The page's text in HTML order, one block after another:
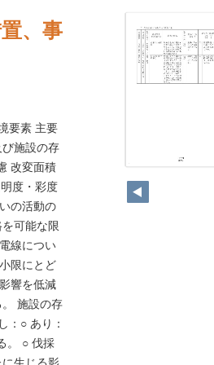
、事
要素 主要
施設の存
改変面積
度・彩度
の活動の
可能な限
線につい
限にとど
響を低減
施設の存
：○ あり：
。 ○ 伐採